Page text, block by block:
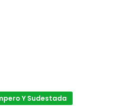
Y Sudestada